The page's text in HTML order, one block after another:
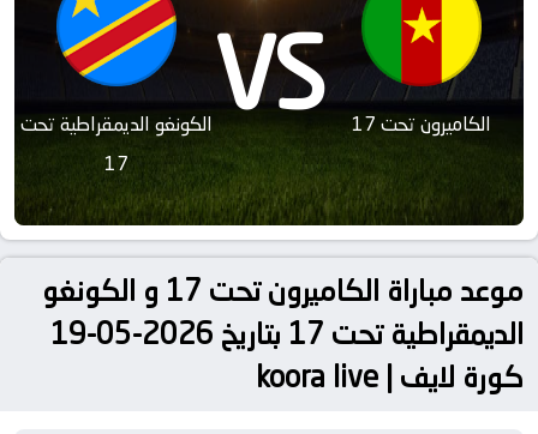
الكاميرون تحت 17 VSالكونغو الديمقراطية تحت
17
موعد مباراة الكاميرون تحت 17 و الكونغو
الديمقراطية تحت 17 بتاريخ 2026-05-19
كورة لايف | koora live